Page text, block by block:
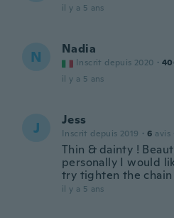
il y a 5 ans
N Nadia
Inscrit depuis 2020 ·
il y a 5 ans
J Jess
Inscrit depuis 2019 · 6 avis
Thin & dainty !
personally I would
try tighten the chain
il y a 5 ans